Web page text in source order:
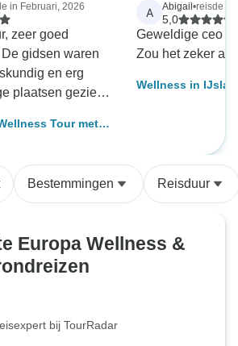
in Februari, 2026
zeer goed
gidsen waren
en erg
prachtige
TourRadar en
Tour met
A Abigail •reisde in
5,0
Geweldige ceo
Zou het zeker
Wellness in
Bestemmingen Reisduur
Europa Wellness &
bij TourRadar